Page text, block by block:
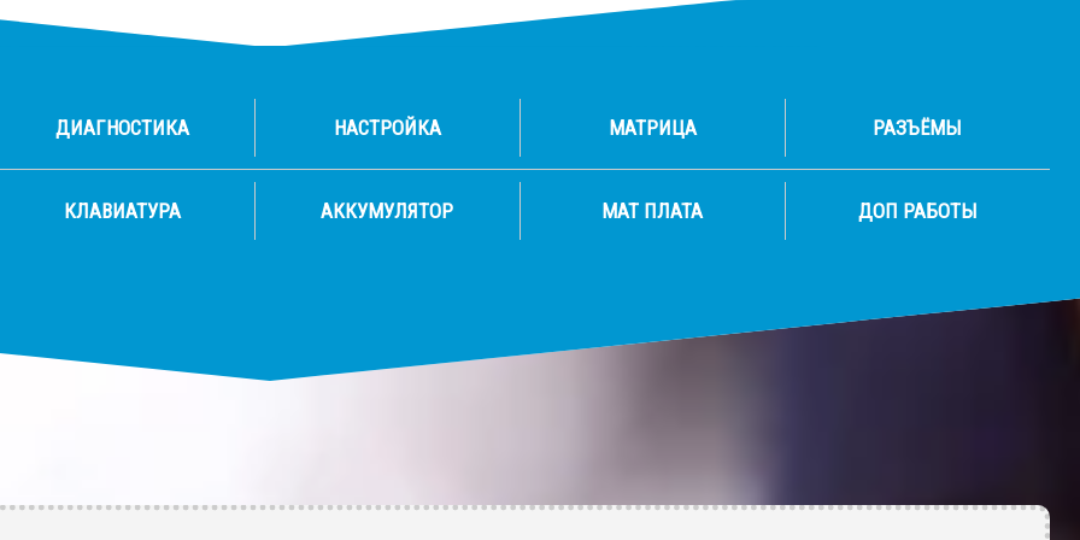
ДИАГНОСТИКА НАСТРОЙКА МАТРИЦА РАЗЪЁМЫ
КЛАВИАТУРА АККУМУЛЯТОР МАТ ПЛАТА ДОП РАБОТЫ